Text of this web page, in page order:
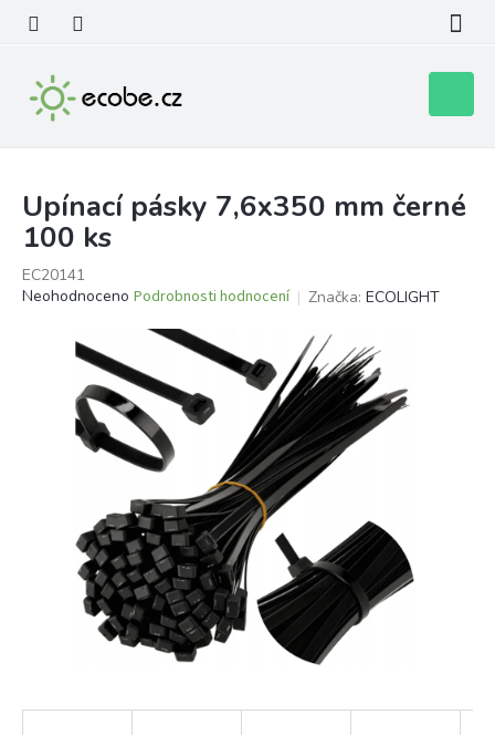
obsah
košík
Upínací pásky 7,6x350 mm černé
100 ks
EC20141
Průměrné
produktu
hvězdiček.
Neohodnoceno Podrobnosti hodnocení Značka: ECOLIGHT